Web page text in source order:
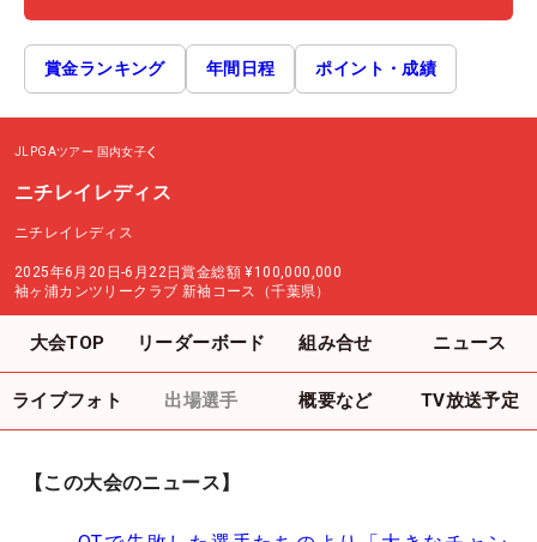
賞金ランキング 年間日程 ポイント・成績
JLPGAツアー 国内女子
ニチレイレディス
ニチレイレディス
2025年6月20日-6月22日賞金総額 ¥100,000,000
袖ヶ浦カンツリークラブ 新袖コース（千葉県）
大会TOP リーダーボード 組み合せ ニュース
ライブフォト 出場選手 概要など TV放送予定
【この大会のニュース】